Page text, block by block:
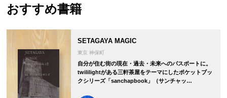
おすすめ書籍
SETAGAYA MAGIC
東京 神保町
自分が住む街の現在・過去・未来へのパスポートに。
twililightがある三軒茶屋をテーマにしたポケットブッ
クシリーズ「sanchapbook」（サンチャッ…